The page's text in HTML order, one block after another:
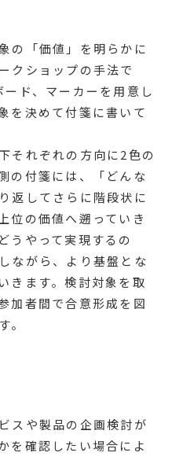
の「価値」を明らかに
クショップの手法で
ド、マーカーを用意し
を決めて付箋に書いて
それぞれの方向に2色の
の付箋には、「どんな
返してさらに階段状に
位の価値へ遡っていき
うやって実現するの
ながら、より基盤とな
きます。検討対象を取
加者間で合意形成を図
。
スや製品の企画検討が
を確認したい場合によ